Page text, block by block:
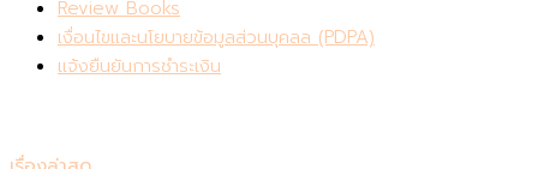
Review Books
เงื่อนไขและนโยบายข้อมูลส่วนบุคลล (PDPA)
แจ้งยืนยันการชำระเงิน